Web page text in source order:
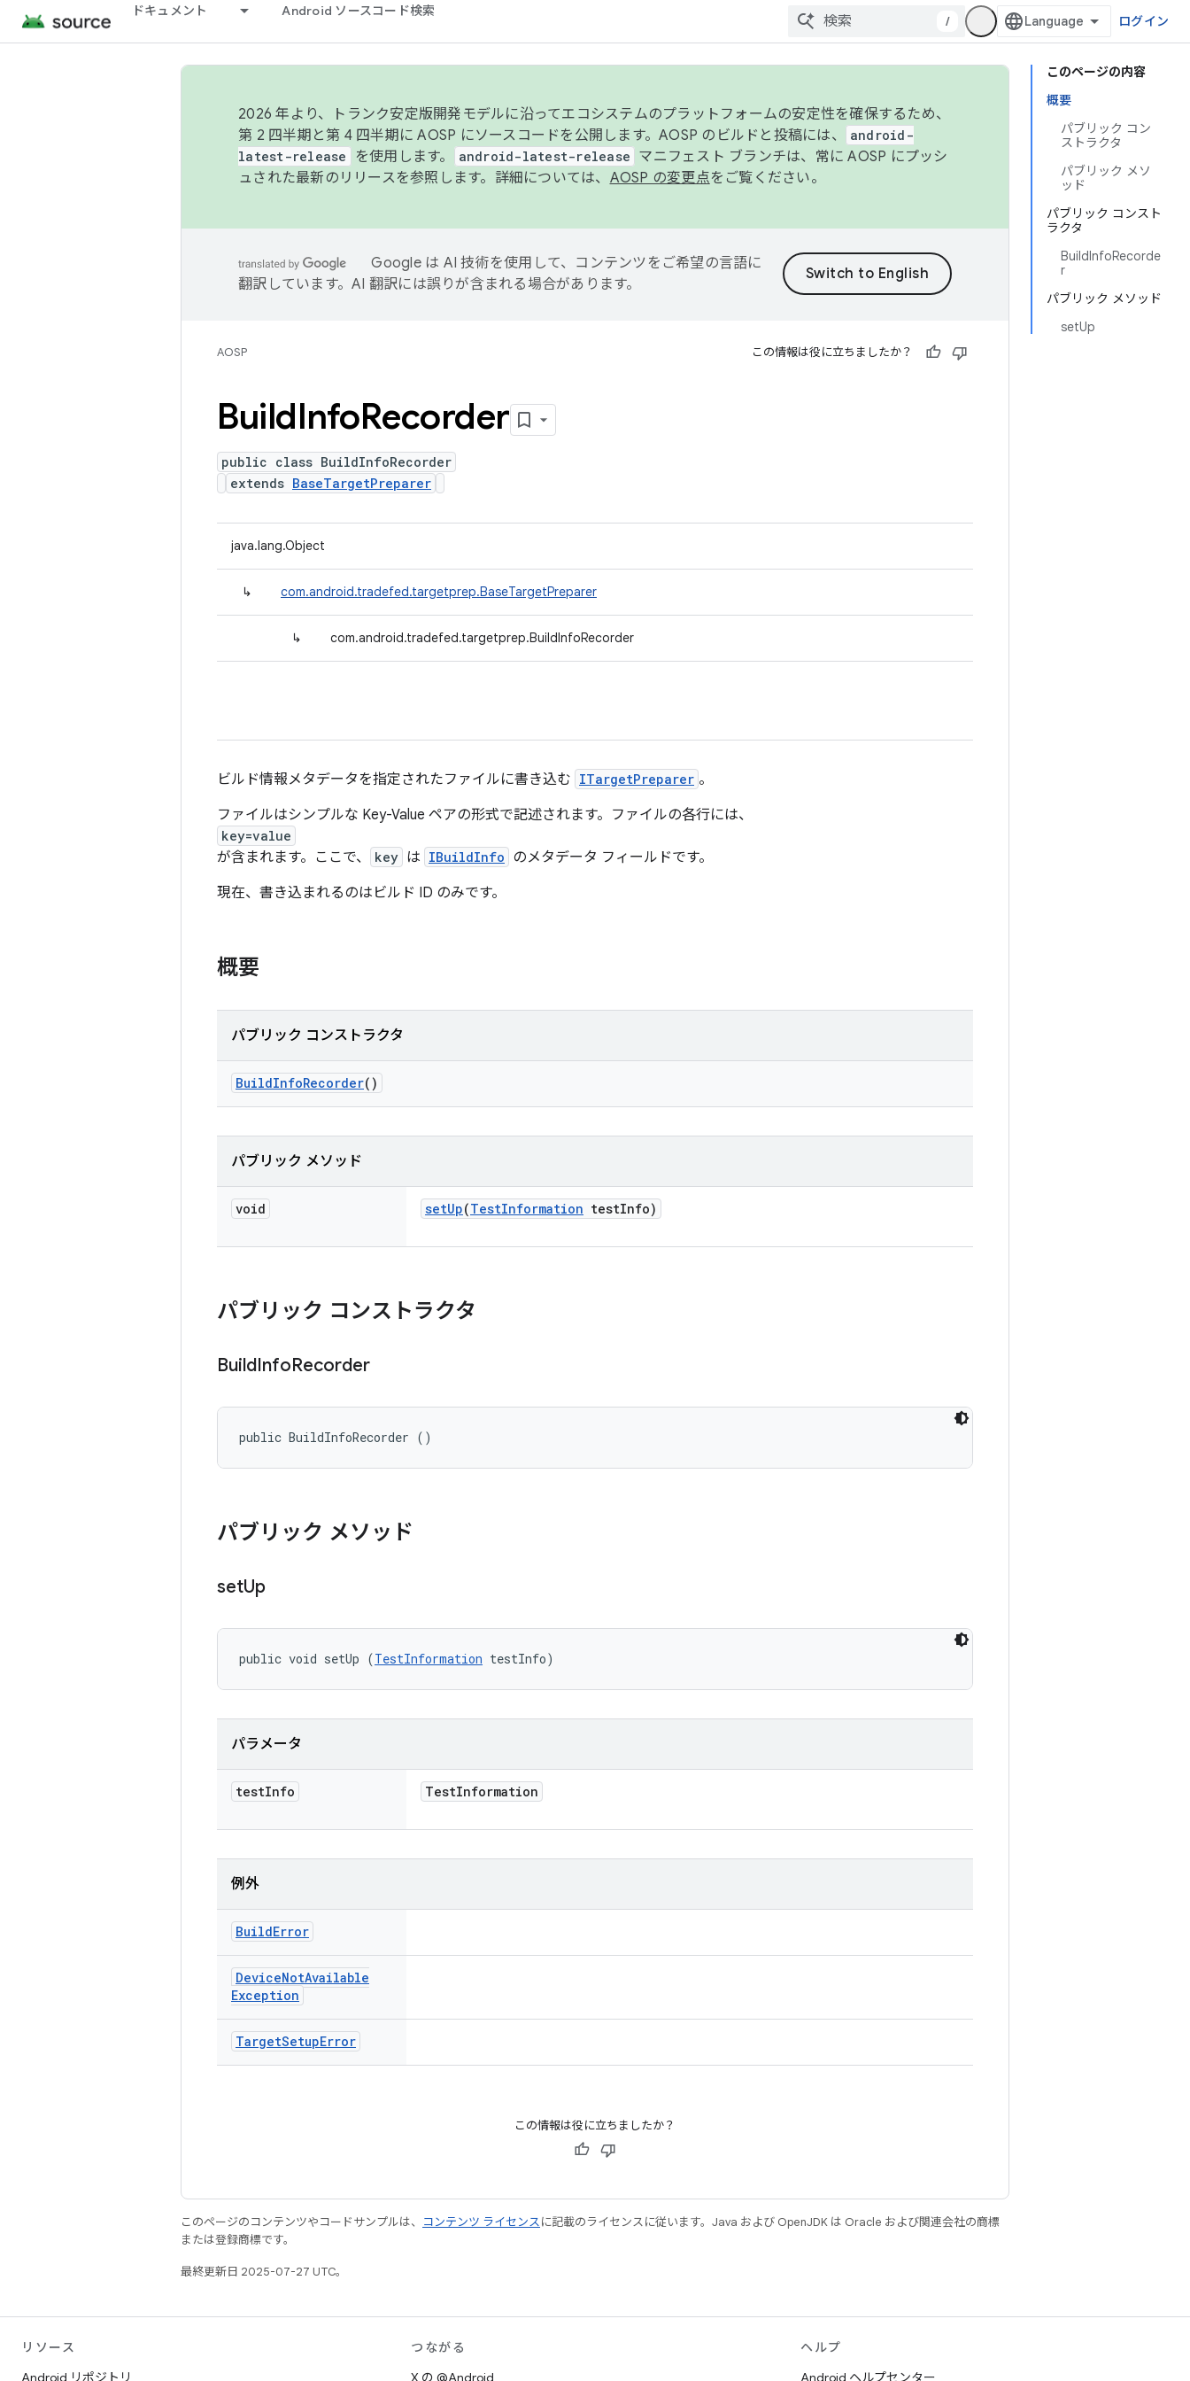
ドキュメント Android ソースコード検索
/ ログイン
このページの内容
概要
パブリック コン
ストラクタ
パブリック メソ
ッド
パブリック コンスト
ラクタ
BuildInfoRecorde
r
パブリック メソッド
setUp
2026 年より、トランク安定版開発モデルに沿ってエコシステムのプラットフォームの安定性を確保するため、
第 2 四半期と第 4 四半期に AOSP にソースコードを公開します。AOSP のビルドと投稿には、
android-
latest-release
を使用します。 android-latest-release マニフェスト ブランチは、常に AOSP にプッシ
ュされた最新のリリースを参照します。詳細については、 AOSP の変更点をご覧ください。
Google は AI 技術を使用して、コンテンツをご希望の言語に
翻訳しています。AI 翻訳には誤りが含まれる場合があります。
AOSP この情報は役に立ちましたか？
BuildInfoRecorder
public class BuildInfoRecorder
extends BaseTargetPreparer
java.lang.Object
↳ com.android.tradefed.targetprep.BaseTargetPreparer
↳ com.android.tradefed.targetprep.BuildInfoRecorder
ビルド情報メタデータを指定されたファイルに書き込む ITargetPreparer 。
ファイルはシンプルな Key-Value ペアの形式で記述されます。ファイルの各行には、
key=value
が含まれます。ここで、 key は IBuildInfo のメタデータ フィールドです。
現在、書き込まれるのはビルド ID のみです。
概要
パブリック コンストラクタ
BuildInfoRecorder()
パブリック メソッド
void setUp(TestInformation testInfo)
パブリック コンストラクタ
BuildInfoRecorder
public BuildInfoRecorder ()
パブリック メソッド
setUp
public void setUp (TestInformation testInfo)
パラメータ
testInfo TestInformation
例外
BuildError
DeviceNotAvailable
Exception
TargetSetupError
この情報は役に立ちましたか？
このページのコンテンツやコードサンプルは、 コンテンツ ライセンスに記載のライセンスに従います。Java および OpenJDK は Oracle および関連会社の商標
または登録商標です。
最終更新日 2025-07-27 UTC。
リソース
Android リポジトリ
つながる
X の @Android
ヘルプ
Android ヘルプセンター